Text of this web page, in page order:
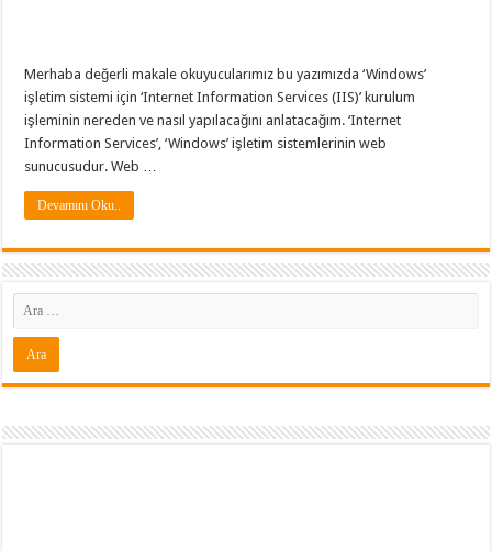
Merhaba değerli makale okuyucularımız bu yazımızda ‘Windows’
işletim sistemi için ‘Internet Information Services (IIS)’ kurulum
işleminin nereden ve nasıl yapılacağını anlatacağım. ‘Internet
Information Services’, ‘Windows’ işletim sistemlerinin web
sunucusudur. Web …
Devamını Oku..